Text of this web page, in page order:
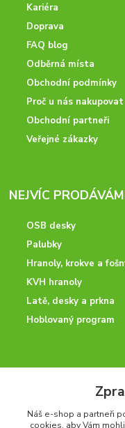
Kariéra
Doprava
FAQ blog
Odběrná místa
Obchodní podmínky
Proč u nás nakupovat
Obchodní partneři
Veřejné zákazky
NEJVÍC
OSB desky
Palubky
Hranoly, krokve a
KVH hranoly
Latě, desky a prkna
Hoblovaný program
Potřebujete
+420 728
Náš e-shop a partneři
cookies, aby Vám